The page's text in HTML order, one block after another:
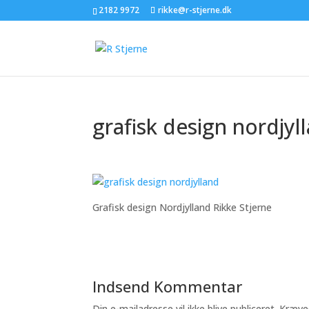
2182 9972 rikke@r-stjerne.dk
grafisk design
Grafisk design Nordjylland Rikke Stjerne
Indsend Kommentar